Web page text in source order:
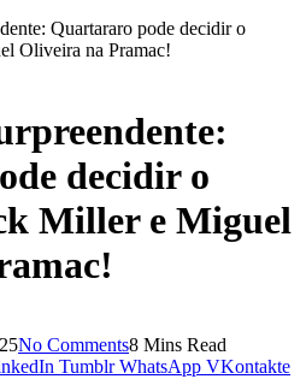
Quartararo pode decidir o
Oliveira na Pramac!
decidir o
Miller e Miguel
No Comments8 Mins Read
Tumblr WhatsApp VKontakte